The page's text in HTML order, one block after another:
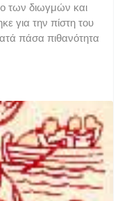
των διωγμών και
για την πίστη του
πάσα πιθανότητα